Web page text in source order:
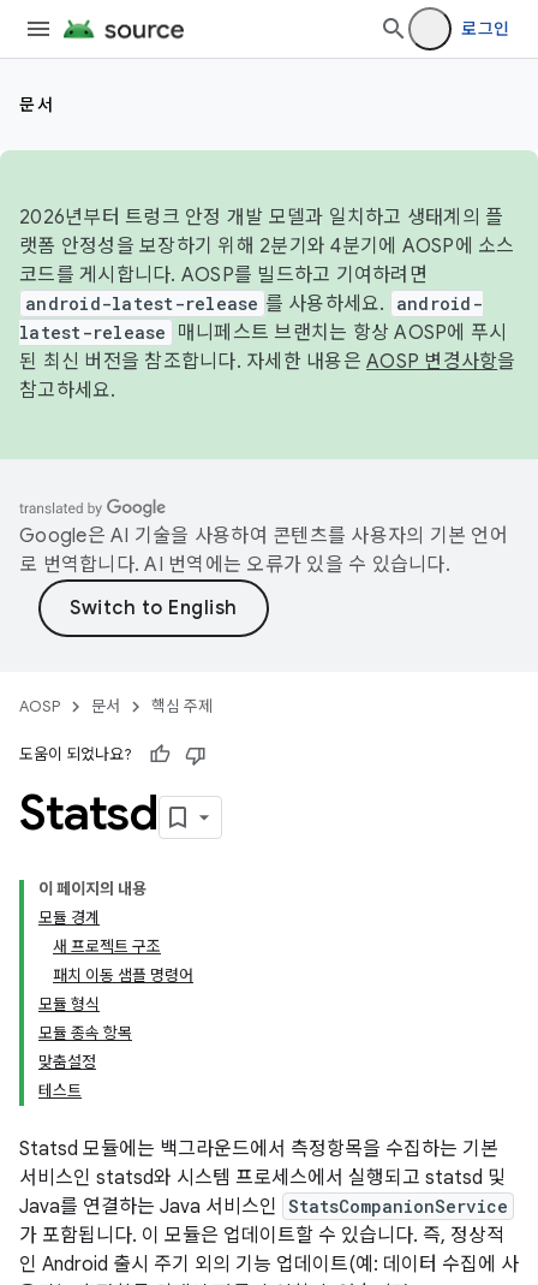
로그인
문서
2026년부터 트렁크 안정 개발 모델과 일치하고 생태계의 플
랫폼 안정성을 보장하기 위해 2분기와 4분기에 AOSP에 소스
코드를 게시합니다. AOSP를 빌드하고 기여하려면
android-latest-release 를 사용하세요.
android-
latest-release
매니페스트 브랜치는 항상 AOSP에 푸시
된 최신 버전을 참조합니다. 자세한 내용은 AOSP 변경사항을
참고하세요.
Google은 AI 기술을 사용하여 콘텐츠를 사용자의 기본 언어
로 번역합니다. AI 번역에는 오류가 있을 수 있습니다.
AOSP 문서 핵심 주제
도움이 되었나요?
Statsd
이 페이지의 내용
모듈 경계
새 프로젝트 구조
패치 이동 샘플 명령어
모듈 형식
모듈 종속 항목
맞춤설정
테스트
Statsd 모듈에는 백그라운드에서 측정항목을 수집하는 기본
서비스인 statsd와 시스템 프로세스에서 실행되고 statsd 및
Java를 연결하는 Java 서비스인 StatsCompanionService
가 포함됩니다. 이 모듈은 업데이트할 수 있습니다. 즉, 정상적
인 Android 출시 주기 외의 기능 업데이트(예: 데이터 수집에 사